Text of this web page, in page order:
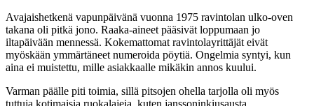
Avajaishetkenä vapunpäivänä vuonna 1975 ravintolan ulko-oven
takana oli pitkä jono. Raaka-aineet pääsivät loppumaan jo
iltapäivään mennessä. Kokemattomat ravintolayrittäjät eivät
myöskään ymmärtäneet numeroida pöytiä. Ongelmia syntyi, kun
aina ei muistettu, mille asiakkaalle mikäkin annos kuului.
Varman päälle piti toimia, sillä pitsojen ohella tarjolla oli myös
tuttuja kotimaisia ruokalajeja, kuten janssoninkiusausta.